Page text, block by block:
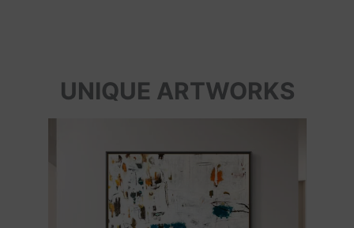
UNIQUE ARTWORKS